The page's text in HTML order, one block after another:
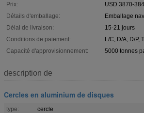
Prix:
USD 3870-
Détails d'emballage:
Emballage
Délai de livraison:
15-21 jours
Conditions de paiement:
L/C, D/A, D/P,
Capacité d'approvisionnement:
5000 tonnes
description de
Cercles en aluminium de disques
type:
cercle